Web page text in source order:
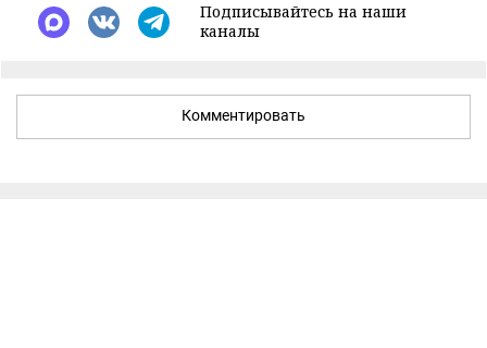
Подписывайтесь на наши
каналы
Комментировать